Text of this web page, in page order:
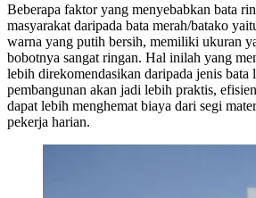
Beberapa faktor yang menyebabkan bata
masyarakat daripada bata merah/batako
warna yang putih bersih, memiliki ukuran
bobotnya sangat ringan. Hal inilah yang
lebih direkomendasikan daripada jenis bata
pembangunan akan jadi lebih praktis,
dapat lebih menghemat biaya dari segi
pekerja harian.